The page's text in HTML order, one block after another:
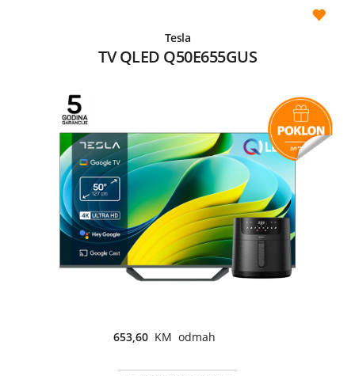
Tesla
TV QLED Q50E655GUS
653,60 KM odmah